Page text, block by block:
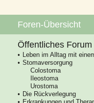
Foren-Übersicht
Öffentliches Forum
Leben im Alltag mit
Stomaversorgung
Colostoma
Ileostoma
Urostoma
Die Rückverlegung